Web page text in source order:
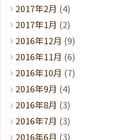
2017年2月 (4)
2017年1月 (2)
2016年12月 (9)
2016年11月 (6)
2016年10月 (7)
2016年9月 (4)
2016年8月 (3)
2016年7月 (3)
2016年6月 (3)